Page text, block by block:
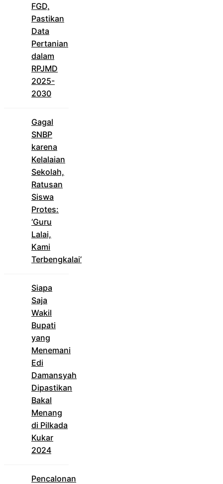
FGD,
Pastikan
Data
Pertanian
dalam
RPJMD
2025-
2030
Gagal
SNBP
karena
Kelalaian
Sekolah,
Ratusan
Siswa
Protes:
‘Guru
Lalai,
Kami
Terbengkalai’
Siapa
Saja
Wakil
Bupati
yang
Menemani
Edi
Damansyah
Dipastikan
Bakal
Menang
di Pilkada
Kukar
2024
Pencalonan